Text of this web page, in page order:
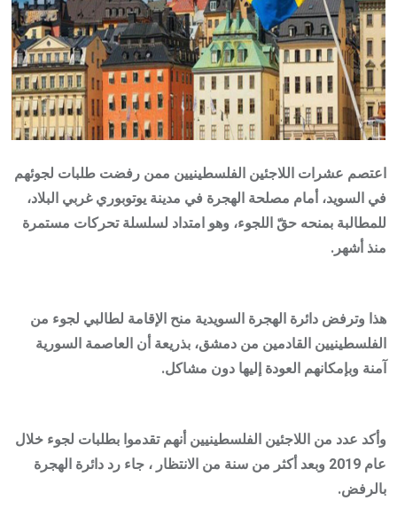
اعتصم عشرات اللاجئين الفلسطينيين ممن رفضت طلبات لجوئهم
في السويد، أمام مصلحة الهجرة في مدينة يوتوبوري غربي البلاد،
للمطالبة بمنحه حقّ اللجوء، وهو امتداد لسلسلة تحركات مستمرة
منذ أشهر.
هذا وترفض دائرة الهجرة السويدية منح الإقامة لطالبي لجوء من
الفلسطينيين القادمين من دمشق، بذريعة أن العاصمة السورية
آمنة وبإمكانهم العودة إليها دون مشاكل.
وأكد عدد من اللاجئين الفلسطينيين أنهم تقدموا بطلبات لجوء خلال
عام 2019 وبعد أكثر من سنة من الانتظار ، جاء رد دائرة الهجرة
بالرفض.